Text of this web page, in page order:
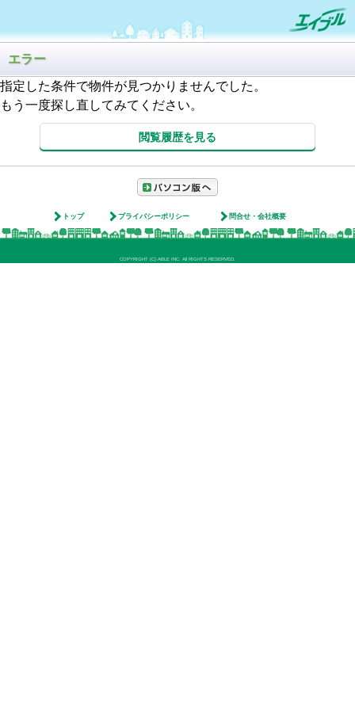
エラー
指定した条件で物件が見つかりませんでした。
もう一度探し直してみてください。
閲覧履歴を見る
トップ プライバシーポリシー 問合せ・会社概要
COPYRIGHT (C) ABLE INC. All RIGHTS RESERVED.